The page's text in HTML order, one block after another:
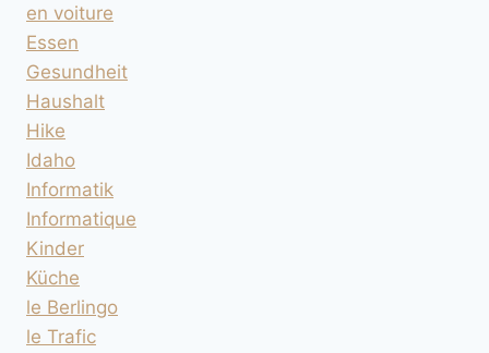
en voiture
Essen
Gesundheit
Haushalt
Hike
Idaho
Informatik
Informatique
Kinder
Küche
le Berlingo
le Trafic